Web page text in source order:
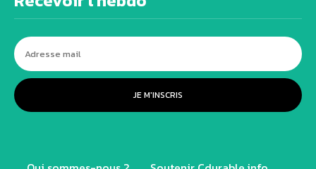
JE M'INSCRIS